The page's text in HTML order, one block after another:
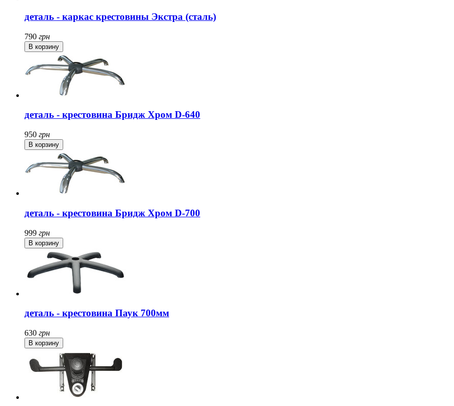
деталь - каркас крестовины Экстра (сталь)
790 грн
деталь - крестовина Бридж Хром D-640
950 грн
деталь - крестовина Бридж Хром D-700
999 грн
деталь - крестовина Паук 700мм
630 грн